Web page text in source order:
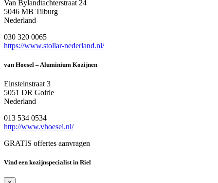
Van Bylandtachterstraat 24
5046 MB Tilburg
Nederland
030 320 0065
https://www.stollar-nederland.nl/
van Hoesel – Aluminium Kozijnen
Einsteinstraat 3
5051 DR Goirle
Nederland
013 534 0534
http://www.vhoesel.nl/
GRATIS offertes aanvragen
Vind een kozijnspecialist in Riel